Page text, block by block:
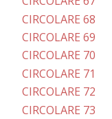
CIRCOLARE 68
CIRCOLARE 69
CIRCOLARE 70
CIRCOLARE 71
CIRCOLARE 72
CIRCOLARE 73